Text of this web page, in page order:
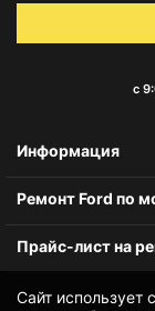
Сайт использует
с
Информация
Ремонт Ford по
Прайс-лист на